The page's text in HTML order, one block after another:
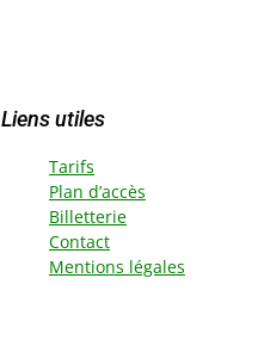
Liens utiles
Tarifs
Plan d’accès
Billetterie
Contact
Mentions légales